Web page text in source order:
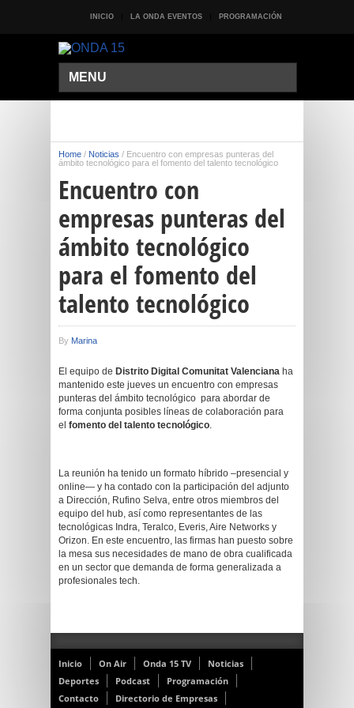
INICIO LA ONDA EVENTOS PROGRAMACIÓN
MENU
Home / Noticias / Encuentro con empresas punteras del
ámbito tecnológico para el fomento del talento tecnológico
Encuentro con
empresas punteras del
ámbito tecnológico
para el fomento del
talento tecnológico
By Marina
El equipo de Distrito Digital Comunitat Valenciana ha
mantenido este jueves un encuentro con empresas
punteras del ámbito tecnológico para abordar de
forma conjunta posibles líneas de colaboración para
el fomento del talento tecnológico.
La reunión ha tenido un formato híbrido –presencial y
online— y ha contado con la participación del adjunto
a Dirección, Rufino Selva, entre otros miembros del
equipo del hub, así como representantes de las
tecnológicas Indra, Teralco, Everis, Aire Networks y
Orizon. En este encuentro, las firmas han puesto sobre
la mesa sus necesidades de mano de obra cualificada
en un sector que demanda de forma generalizada a
profesionales tech.
Inicio On Air Onda 15 TV
Noticias
Deportes
Podcast
Programación
Contacto
Directorio de Empresas